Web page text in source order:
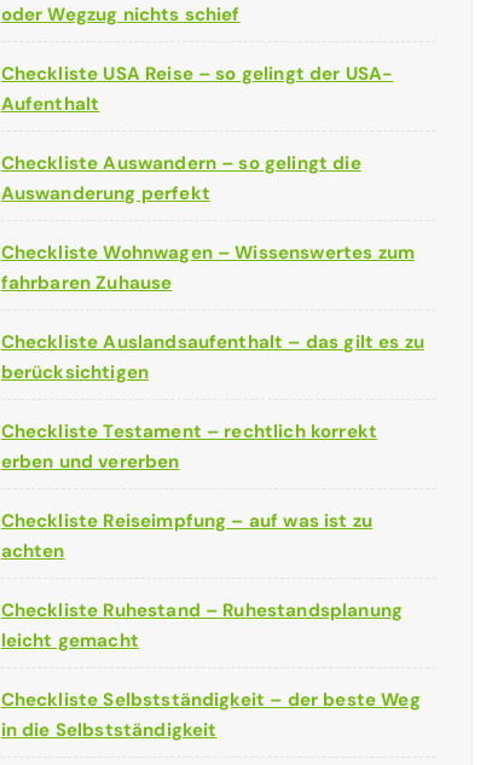
oder Wegzug nichts schief
Checkliste USA Reise – so gelingt der USA-
Aufenthalt
Checkliste Auswandern – so gelingt die
Auswanderung perfekt
Checkliste Wohnwagen – Wissenswertes zum
fahrbaren Zuhause
Checkliste Auslandsaufenthalt – das gilt es zu
berücksichtigen
Checkliste Testament – rechtlich korrekt
erben und vererben
Checkliste Reiseimpfung – auf was ist zu
achten
Checkliste Ruhestand – Ruhestandsplanung
leicht gemacht
Checkliste Selbstständigkeit – der beste Weg
in die Selbstständigkeit